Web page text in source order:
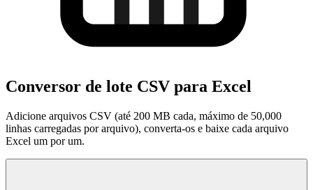
Conversor de lote CSV para Excel
Adicione arquivos CSV (até 200 MB cada, máximo de 50,000
linhas carregadas por arquivo), converta-os e baixe cada arquivo
Excel um por um.